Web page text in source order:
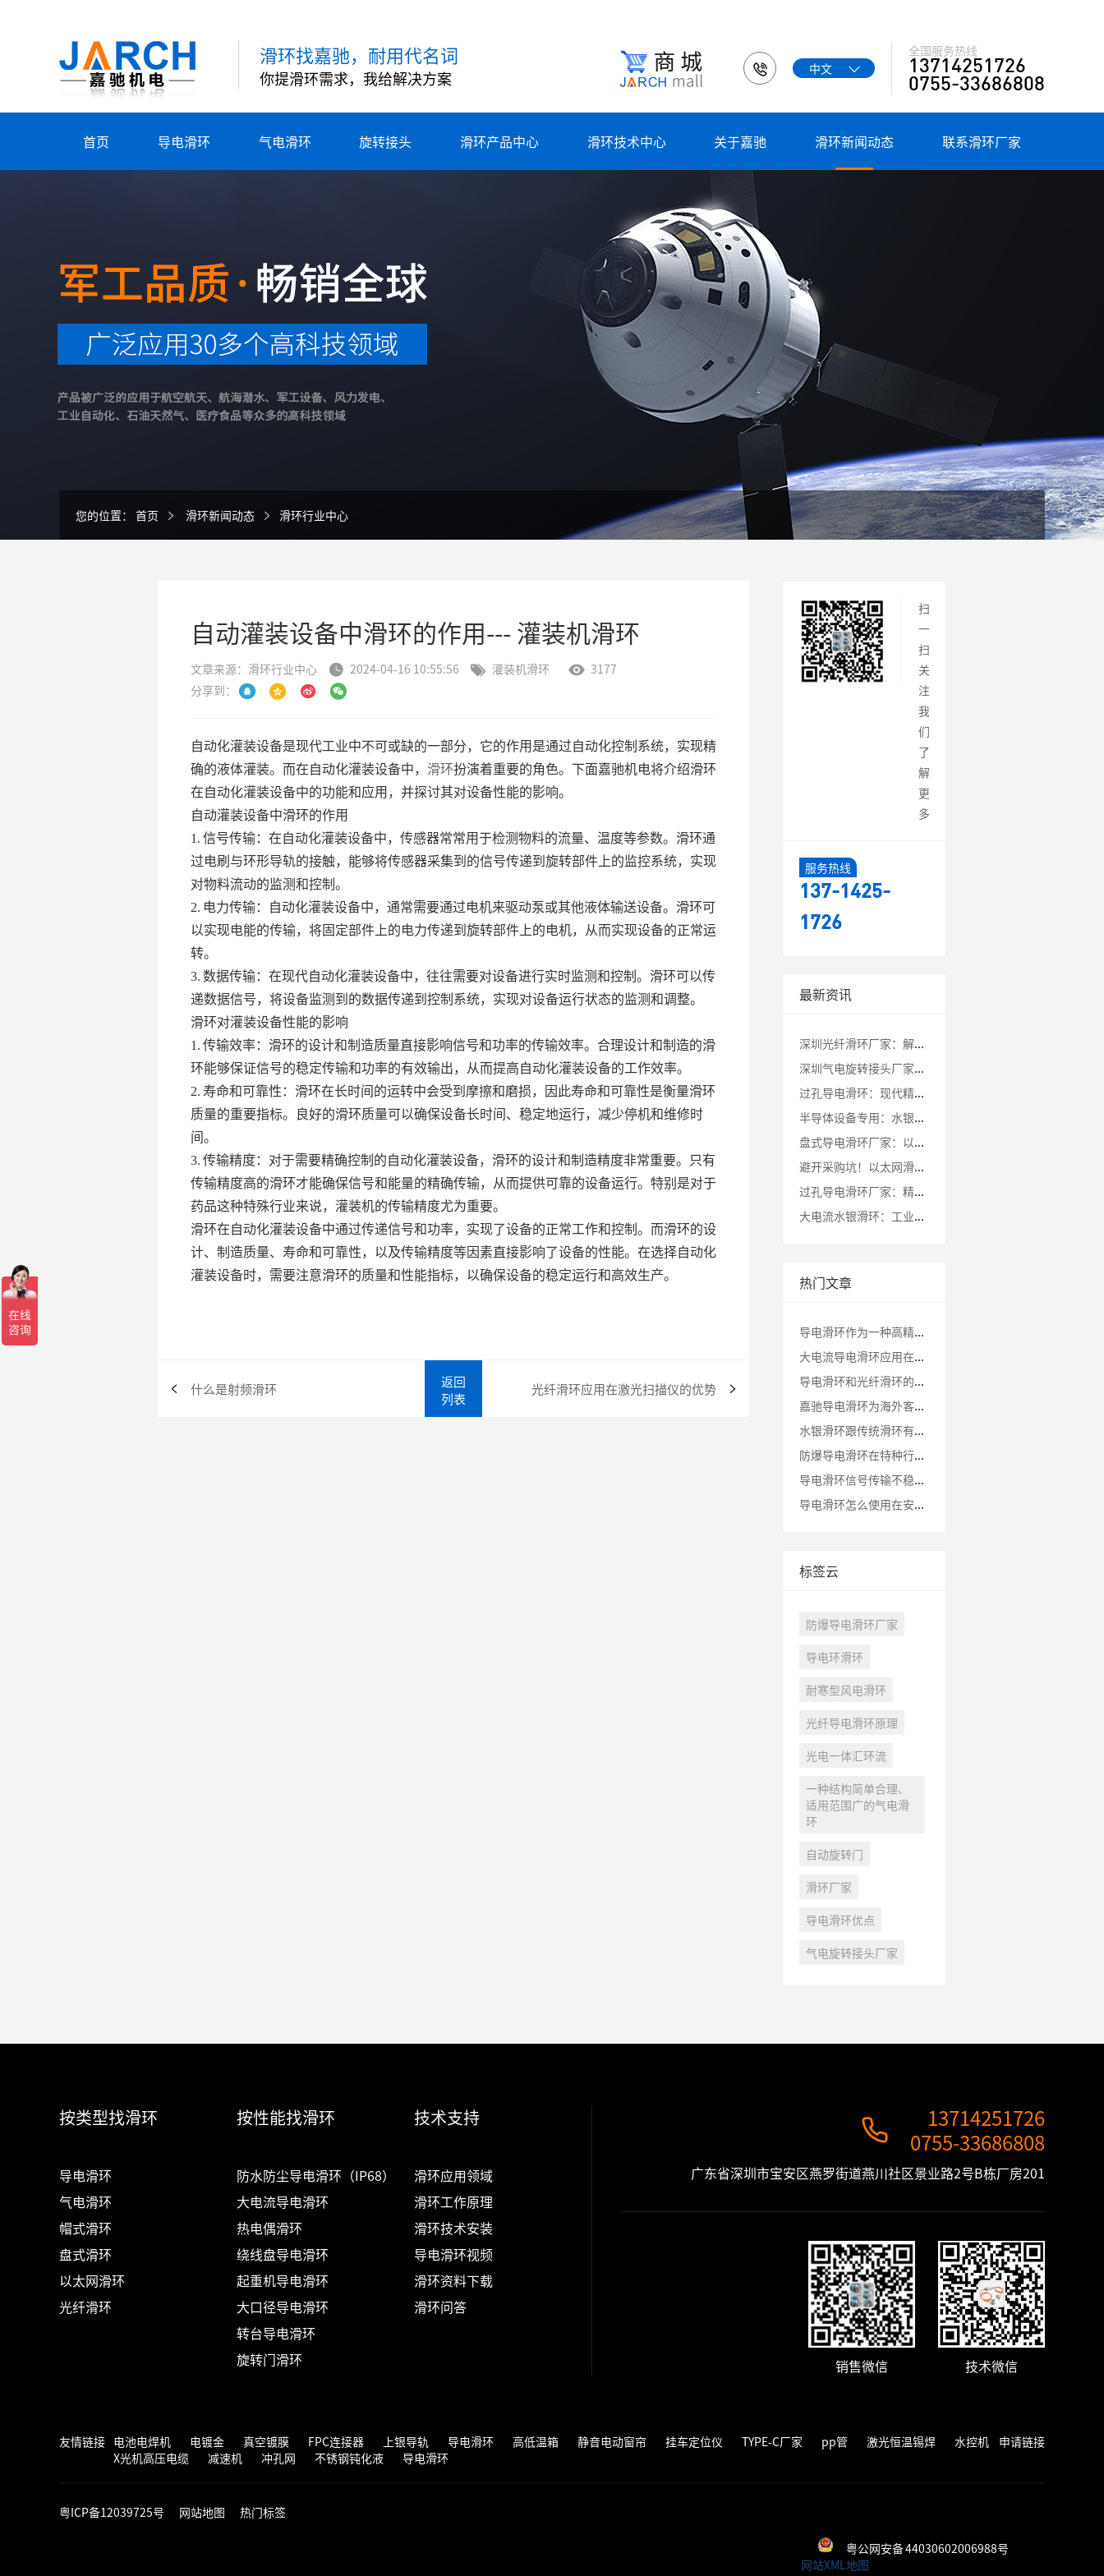
滑环找嘉驰，耐用代名词
你提滑环需求，我给解决方案  中文
全国服务热线
13714251726
0755-33686808
首页 导电滑环 气电滑环 旋转接头 滑环产品中心 滑环技术中心 关于嘉驰 滑环新闻动态 联系滑环厂家
您的位置： 首页 滑环新闻动态 滑环行业中心
自动灌装设备中滑环的作用--- 灌装机滑环
文章来源：滑环行业中心  2024-04-16 10:55:56  灌装机滑环  3177
分享到：    
自动化灌装设备是现代工业中不可或缺的一部分，它的作用是通过自动化控制系统，实现精
确的液体灌装。而在自动化灌装设备中， 滑环扮演着重要的角色。下面嘉驰机电将介绍滑环
在自动化灌装设备中的功能和应用，并探讨其对设备性能的影响。
自动灌装设备中滑环的作用
1. 信号传输：在自动化灌装设备中，传感器常常用于检测物料的流量、温度等参数。滑环通
过电刷与环形导轨的接触，能够将传感器采集到的信号传递到旋转部件上的监控系统，实现
对物料流动的监测和控制。
2. 电力传输：自动化灌装设备中，通常需要通过电机来驱动泵或其他液体输送设备。滑环可
以实现电能的传输，将固定部件上的电力传递到旋转部件上的电机，从而实现设备的正常运
转。
3. 数据传输：在现代自动化灌装设备中，往往需要对设备进行实时监测和控制。滑环可以传
递数据信号，将设备监测到的数据传递到控制系统，实现对设备运行状态的监测和调整。
滑环对灌装设备性能的影响
1. 传输效率：滑环的设计和制造质量直接影响信号和功率的传输效率。合理设计和制造的滑
环能够保证信号的稳定传输和功率的有效输出，从而提高自动化灌装设备的工作效率。
2. 寿命和可靠性：滑环在长时间的运转中会受到摩擦和磨损，因此寿命和可靠性是衡量滑环
质量的重要指标。良好的滑环质量可以确保设备长时间、稳定地运行，减少停机和维修时
间。
3. 传输精度：对于需要精确控制的自动化灌装设备，滑环的设计和制造精度非常重要。只有
传输精度高的滑环才能确保信号和能量的精确传输，从而提供可靠的设备运行。特别是对于
药品这种特殊行业来说，灌装机的传输精度尤为重要。
滑环在自动化灌装设备中通过传递信号和功率，实现了设备的正常工作和控制。而滑环的设
计、制造质量、寿命和可靠性，以及传输精度等因素直接影响了设备的性能。在选择自动化
灌装设备时，需要注意滑环的质量和性能指标，以确保设备的稳定运行和高效生产。
什么是射频滑环
返回
列表
光纤滑环应用在激光扫描仪的优势
扫
一
扫
关
注
我
们
了
解
更
多
服务热线
137-1425-
1726
最新资讯
深圳光纤滑环厂家：解锁旋转传输的未来密码
深圳气电旋转接头厂家：工业自动化中的关键连接专家
过孔导电滑环：现代精密设备的“能量与信息枢纽”
半导体设备专用：水银滑环厂家定制化解决方案全解析
盘式导电滑环厂家：以技术革新破解应用瓶颈
避开采购坑！以太网滑环厂家选择必看的3大核心指标
过孔导电滑环厂家：精密制造助力工业自动化升级
大电流水银滑环：工业设备稳定运行的核心保障
热门文章
导电滑环作为一种高精度的电旋转连接器不同场景下的导电滑环有哪些型号?
大电流导电滑环应用在行业的综合评估测试结果
导电滑环和光纤滑环的通道数量最大是多少？
嘉驰导电滑环为海外客户定制的卷筒旋转接头发货啦
水银滑环跟传统滑环有什么区别
防爆导电滑环在特种行业的技术应用讲解
导电滑环信号传输不稳怎么办
导电滑环怎么使用在安防监控摄像头云台
标签云
防爆导电滑环厂家
导电环滑环
耐寒型风电滑环
光纤导电滑环原理
光电一体汇环流
一种结构简单合理、
适用范围广的气电滑
环
自动旋转门
滑环厂家
导电滑环优点
气电旋转接头厂家
按类型找滑环
导电滑环
气电滑环
帽式滑环
盘式滑环
以太网滑环
光纤滑环
按性能找滑环
防水防尘导电滑环（IP68）
大电流导电滑环
热电偶滑环
绕线盘导电滑环
起重机导电滑环
大口径导电滑环
转台导电滑环
旋转门滑环
技术支持
滑环应用领域
滑环工作原理
滑环技术安装
导电滑环视频
滑环资料下载
滑环问答

13714251726
0755-33686808
广东省深圳市宝安区燕罗街道燕川社区景业路2号B栋厂房201
销售微信 技术微信
申请链接
友情链接 电池电焊机 电镀金 真空镀膜 FPC连接器 上银导轨 导电滑环 高低温箱 静音电动窗帘 挂车定位仪 TYPE-C厂家 pp管 激光恒温锡焊
水控机
X光机高压电缆
减速机 冲孔网 不锈钢钝化液 导电滑环
粤ICP备12039725号 网站地图 热门标签
粤公网安备 44030602006988号
网站XML地图